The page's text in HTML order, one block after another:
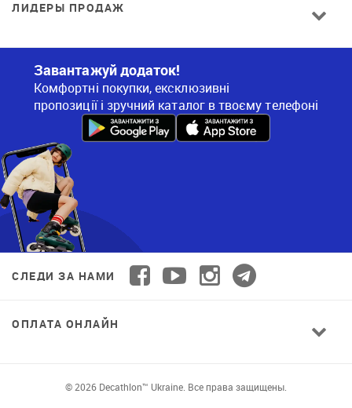
ЛИДЕРЫ ПРОДАЖ
Завантажуй додаток!
Комфортні покупки, ексклюзивні
пропозиції і зручний каталог в твоєму телефоні
СЛЕДИ ЗА НАМИ
ОПЛАТА ОНЛАЙН
© 2026 Decathlon™ Ukraine. Все права защищены.